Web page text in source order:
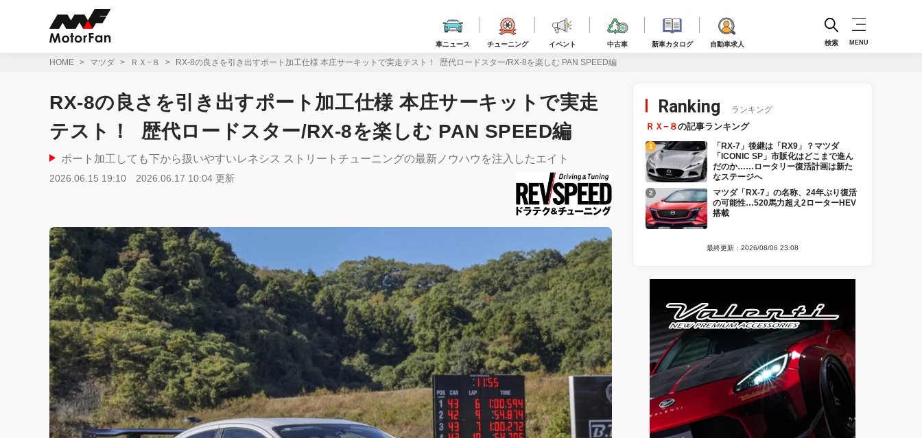
車ニュース チューニング イベント 中古車 新車カタログ 自動車求人 検索 MENU
HOME マツダ ＲＸ−８ RX-8の良さを引き出すポート加工仕様 本庄サーキットで実走テスト！ 歴代ロードスター/RX-8を楽しむ PAN SPEED編
RX-8の良さを引き出すポート加工仕様 本庄サーキットで実走
テスト！ 歴代ロードスター/RX-8を楽しむ PAN SPEED編
ポート加工しても下から扱いやすいレネシス ストリートチューニングの最新ノウハウを注入したエイト
2026.06.15 19:10 2026.06.17 10:04 更新
Ranking ランキング
ＲＸ−８の記事ランキング
「RX-7」後継は「RX9」？マツダ
「ICONIC SP」市販化はどこまで進ん
だのか……ロータリー復活計画は新た
なステージへ
マツダ「RX-7」の名称、24年ぶり復活
の可能性…520馬力超え2ローターHEV
搭載
最終更新：2026/08/06 23:08